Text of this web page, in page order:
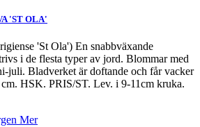
'ST OLA'
'St Ola') En snabbväxande
i de flesta typer av jord. Blommar med
juli. Bladverket är doftande och får vacker
HSK. PRIS/ST. Lev. i 9-11cm kruka.
Mer